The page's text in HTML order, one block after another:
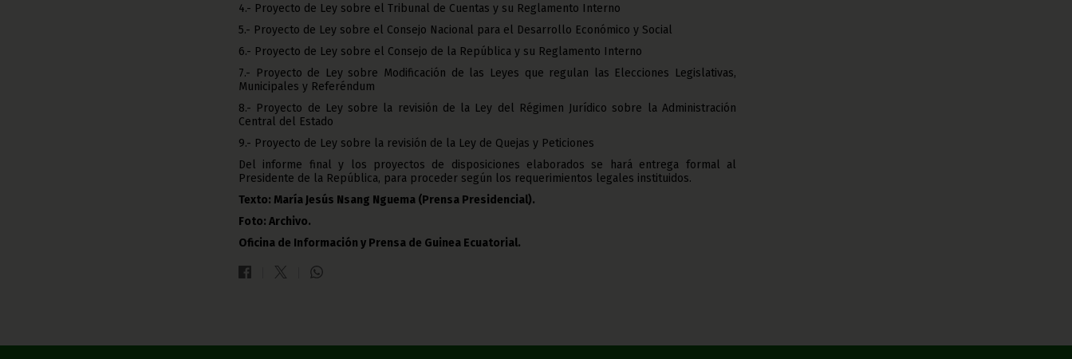
4.- Proyecto de Ley sobre el Tribunal de Cuentas y su Reglamento Interno
5.- Proyecto de Ley sobre el Consejo Nacional para el Desarrollo Económico y Social
6.- Proyecto de Ley sobre el Consejo de la República y su Reglamento Interno
7.- Proyecto de Ley sobre Modificación de las Leyes que regulan las Elecciones Legislativas,
Municipales y Referéndum
8.- Proyecto de Ley sobre la revisión de la Ley del Régimen Jurídico sobre la Administración
Central del Estado
9.- Proyecto de Ley sobre la revisión de la Ley de Quejas y Peticiones
Del informe final y los proyectos de disposiciones elaborados se hará entrega formal al
Presidente de la República, para proceder según los requerimientos legales instituidos.
Texto: María Jesús Nsang Nguema (Prensa Presidencial).
Foto: Archivo.
Oficina de Información y Prensa de Guinea Ecuatorial.